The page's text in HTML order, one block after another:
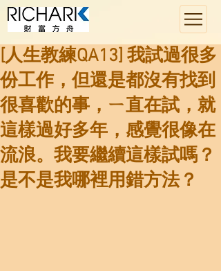
[人生教練QA13] 我試過很多
份工作，但還是都沒有找到
很喜歡的事，ㄧ直在試，就
這樣過好多年，感覺很像在
流浪。我要繼續這樣試嗎？
是不是我哪裡用錯方法？